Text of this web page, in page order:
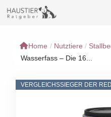
Inhalt
Home / Nutztiere /
Wasserfass – Die 16...
VERGLEICHSSIEGER DER